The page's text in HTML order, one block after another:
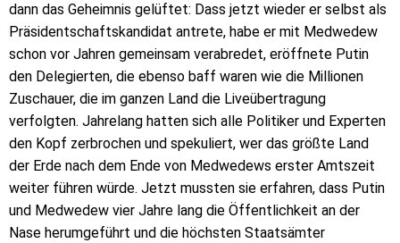
dann das Geheimnis gelüftet: Dass jetzt wieder er selbst als
Präsidentschaftskandidat antrete, habe er mit Medwedew
schon vor Jahren gemeinsam verabredet, eröffnete Putin
den Delegierten, die ebenso baff waren wie die Millionen
Zuschauer, die im ganzen Land die Liveübertragung
verfolgten. Jahrelang hatten sich alle Politiker und Experten
den Kopf zerbrochen und spekuliert, wer das größte Land
der Erde nach dem Ende von Medwedews erster Amtszeit
weiter führen würde. Jetzt mussten sie erfahren, dass Putin
und Medwedew vier Jahre lang die Öffentlichkeit an der
Nase herumgeführt und die höchsten Staatsämter